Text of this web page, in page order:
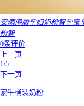
安满港版孕妇奶粉智孕宝
粉智
0条评价
上一页
1/5
下一页
蒙牛桶装奶粉